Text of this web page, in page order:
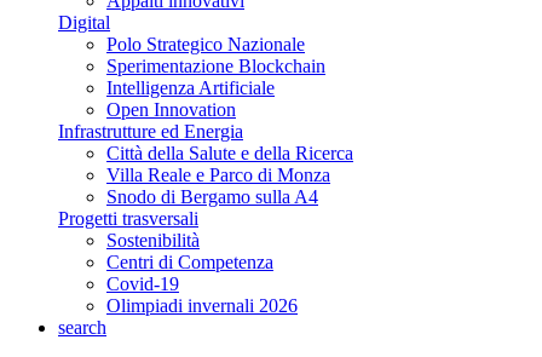
Digital
Polo Strategico Nazionale
Sperimentazione Blockchain
Intelligenza Artificiale
Open Innovation
Infrastrutture ed Energia
Città della Salute e della Ricerca
Villa Reale e Parco di Monza
Snodo di Bergamo sulla A4
Progetti trasversali
Sostenibilità
Centri di Competenza
Covid-19
Olimpiadi invernali 2026
search